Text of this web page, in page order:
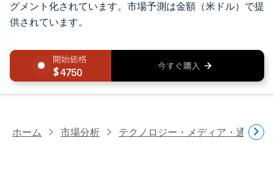
グメント化されています。市場予測は金額（米ドル）で提
供されています。
4750
ホーム 市場分析 テクノロジー・メディア・通信研